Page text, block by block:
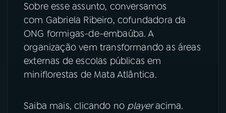
Sobre esse assunto, conversamos
com Gabriela Ribeiro, cofundadora da
ONG formigas-de-embaúba. A
organização vem transformando as áreas
externas de escolas públicas em
miniflorestas de Mata Atlântica.
Saiba mais, clicando no playeracima.